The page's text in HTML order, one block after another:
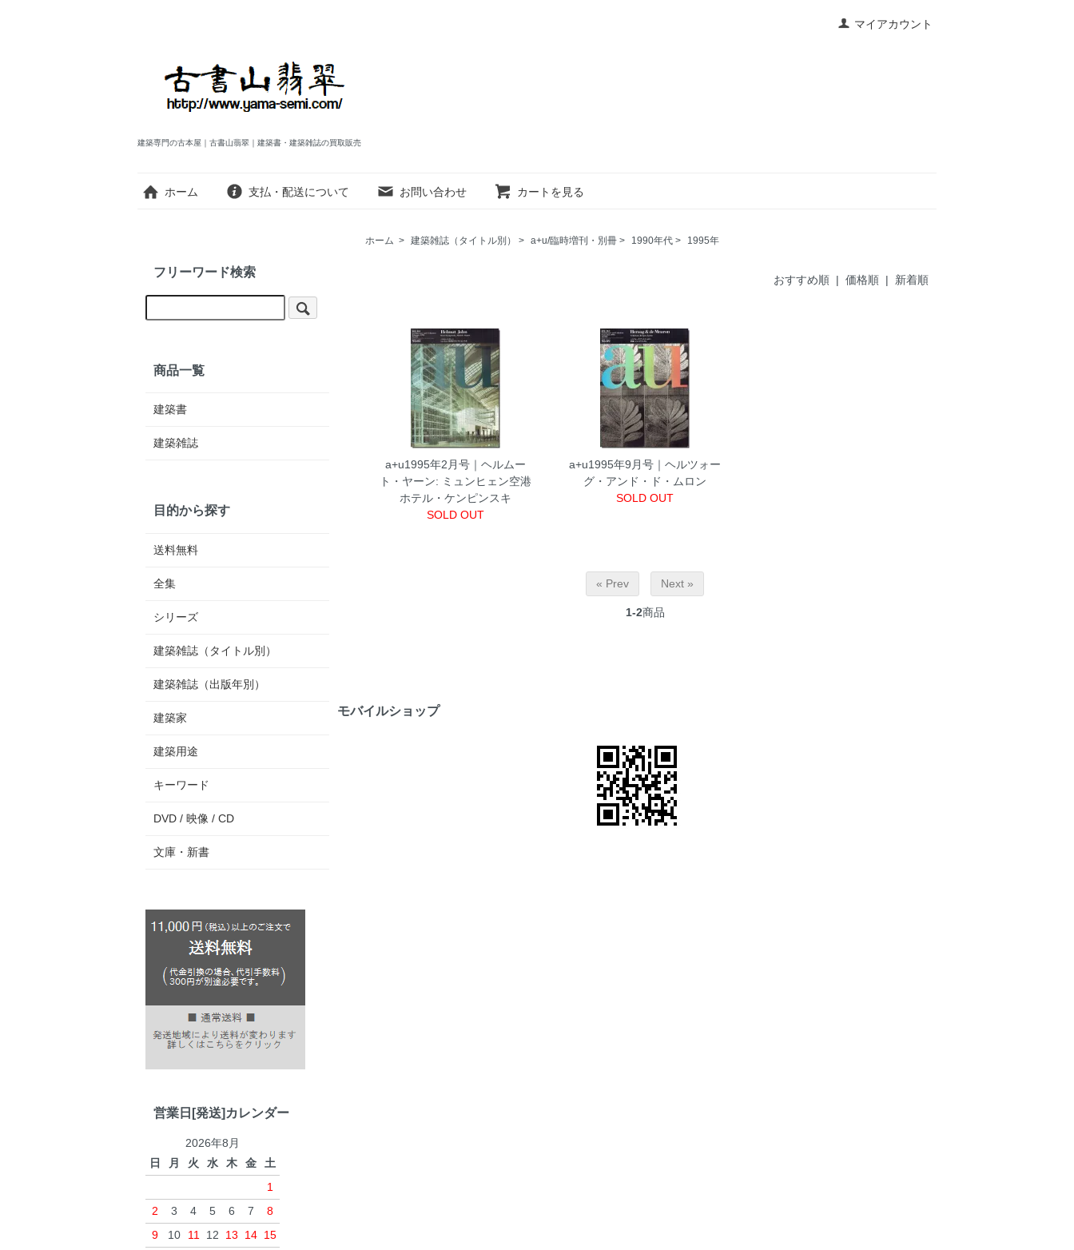
マイアカウント
建築専門の古本屋｜古書山翡翠｜建築書・建築雑誌の買取販売
ホーム 支払・配送について お問い合わせ カートを見る
ホーム > 建築雑誌（タイトル別） > a+u/臨時増刊・別冊 > 1990年代 > 1995年
おすすめ順 | 価格順 | 新着順
a+u1995年2月号｜ヘルムー
ト・ヤーン: ミュンヒェン空港
ホテル・ケンピンスキ
SOLD OUT
a+u1995年9月号｜ヘルツォー
グ・アンド・ド・ムロン
SOLD OUT
« Prev Next »
1-2商品
フリーワード検索
商品一覧
建築書
建築雑誌
目的から探す
送料無料
全集
シリーズ
建築雑誌（タイトル別）
建築雑誌（出版年別）
建築家
建築用途
キーワード
DVD / 映像 / CD
文庫・新書
営業日[発送]カレンダー
2026年8月
日
月 火 水 木 金
土
1
2
3 4 5 6 7
8
9
10 11 12 13 14 15
モバイルショップ